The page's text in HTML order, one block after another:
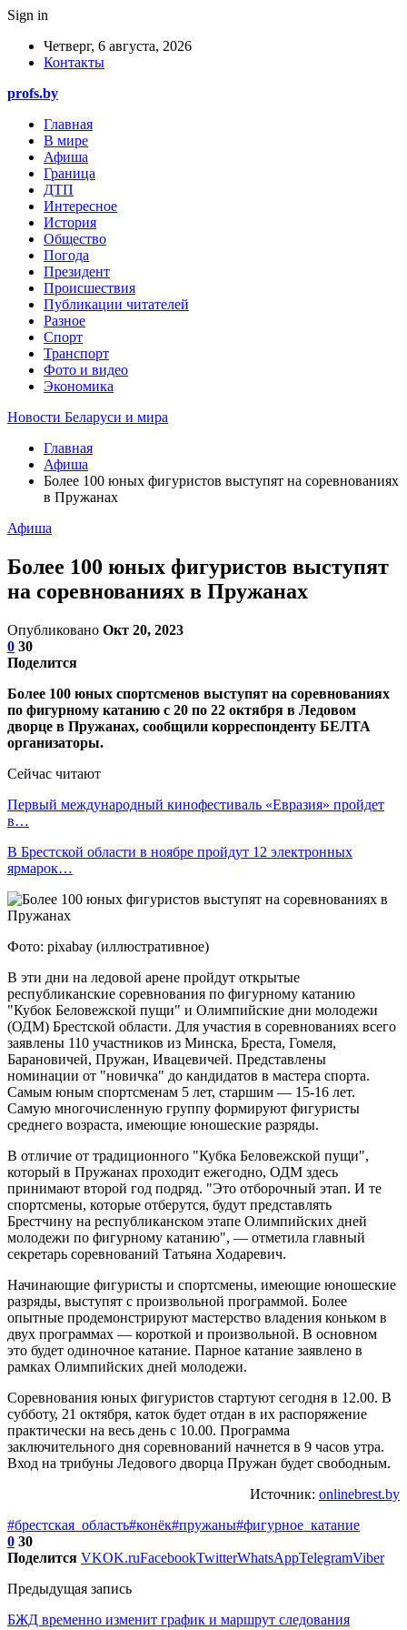
Sign in
Четверг, 6 августа, 2026
Контакты
profs.by
Главная
В мире
Афиша
Граница
ДТП
Интересное
История
Общество
Погода
Президент
Происшествия
Публикации читателей
Разное
Спорт
Транспорт
Фото и видео
Экономика
Новости Беларуси и мира
Главная
Афиша
Более 100 юных фигуристов выступят на соревнованиях
в Пружанах
Афиша
Более 100 юных фигуристов выступят
на соревнованиях в Пружанах
Опубликовано Окт 20, 2023
0 30
Поделится
Более 100 юных спортсменов выступят на соревнованиях
по фигурному катанию с 20 по 22 октября в Ледовом
дворце в Пружанах, сообщили корреспонденту БЕЛТА
организаторы.
Сейчас читают
Первый международный кинофестиваль «Евразия» пройдет
в…
В Брестской области в ноябре пройдут 12 электронных
ярмарок…
Фото: pixabay (иллюстративное)
В эти дни на ледовой арене пройдут открытые
республиканские соревнования по фигурному катанию
"Кубок Беловежской пущи" и Олимпийские дни молодежи
(ОДМ) Брестской области. Для участия в соревнованиях всего
заявлены 110 участников из Минска, Бреста, Гомеля,
Барановичей, Пружан, Ивацевичей. Представлены
номинации от "новичка" до кандидатов в мастера спорта.
Самым юным спортсменам 5 лет, старшим — 15-16 лет.
Самую многочисленную группу формируют фигуристы
среднего возраста, имеющие юношеские разряды.
В отличие от традиционного "Кубка Беловежской пущи",
который в Пружанах проходит ежегодно, ОДМ здесь
принимают второй год подряд. "Это отборочный этап. И те
спортсмены, которые отберутся, будут представлять
Брестчину на республиканском этапе Олимпийских дней
молодежи по фигурному катанию", — отметила главный
секретарь соревнований Татьяна Ходаревич.
Начинающие фигуристы и спортсмены, имеющие юношеские
разряды, выступят с произвольной программой. Более
опытные продемонстрируют мастерство владения коньком в
двух программах — короткой и произвольной. В основном
это будет одиночное катание. Парное катание заявлено в
рамках Олимпийских дней молодежи.
Соревнования юных фигуристов стартуют сегодня в 12.00. В
субботу, 21 октября, каток будет отдан в их распоряжение
практически на весь день с 10.00. Программа
заключительного дня соревнований начнется в 9 часов утра.
Вход на трибуны Ледового дворца Пружан будет свободным.
Источник: onlinebrest.by
#брестская_область#конёк#пружаны#фигурное_катание
0 30
Поделится VKOK.ruFacebookTwitterWhatsAppTelegramViber
Предыдущая запись
БЖД временно изменит график и маршрут следования